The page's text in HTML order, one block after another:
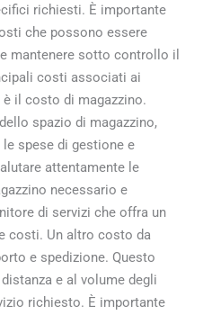
richiesti. È importante
che possono essere
mantenere sotto controllo il
costi associati ai
il costo di magazzino.
spazio di magazzino,
spese di gestione e
attentamente le
necessario e
di servizi che offra un
costi. Un altro costo da
e spedizione. Questo
e al volume degli
richiesto. È importante